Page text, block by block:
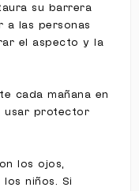
su barrera
a las personas
el aspecto y la
cada mañana en
usar protector
los ojos,
niños. Si